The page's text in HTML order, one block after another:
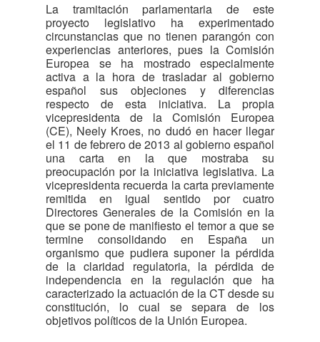
La tramitación parlamentaria de este
proyecto legislativo ha experimentado
circunstancias que no tienen parangón con
experiencias anteriores, pues la Comisión
Europea se ha mostrado especialmente
activa a la hora de trasladar al gobierno
español sus objeciones y diferencias
respecto de esta iniciativa. La propia
vicepresidenta de la Comisión Europea
(CE), Neely Kroes, no dudó en hacer llegar
el 11 de febrero de 2013 al gobierno español
una carta en la que mostraba su
preocupación por la iniciativa legislativa. La
vicepresidenta recuerda la carta previamente
remitida en igual sentido por cuatro
Directores Generales de la Comisión en la
que se pone de manifiesto el temor a que se
termine consolidando en España un
organismo que pudiera suponer la pérdida
de la claridad regulatoria, la pérdida de
independencia en la regulación que ha
caracterizado la actuación de la CT desde su
constitución, lo cual se separa de los
objetivos políticos de la Unión Europea.